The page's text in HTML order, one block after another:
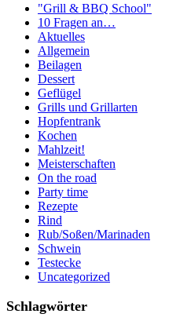
"Grill & BBQ School"
10 Fragen an…
Aktuelles
Allgemein
Beilagen
Dessert
Geflügel
Grills und Grillarten
Hopfentrank
Kochen
Mahlzeit!
Meisterschaften
On the road
Party time
Rezepte
Rind
Rub/Soßen/Marinaden
Schwein
Testecke
Uncategorized
Schlagwörter